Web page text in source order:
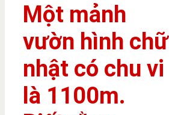
Một mảnh
vườn hình chữ
nhật có chu vi
là 1100m.